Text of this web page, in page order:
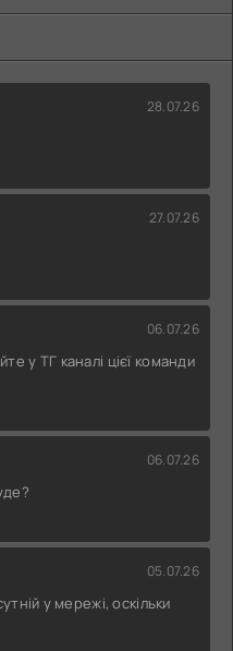
28.07.26
27.07.26
06.07.26
у ТГ каналі цієї команди
06.07.26
05.07.26
у мережі, оскільки